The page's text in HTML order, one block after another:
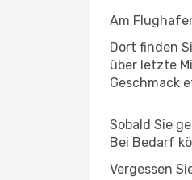
Am
Dort finden
über letzte
Geschmack
Sobald Sie
Bei Bedarf
Vergessen